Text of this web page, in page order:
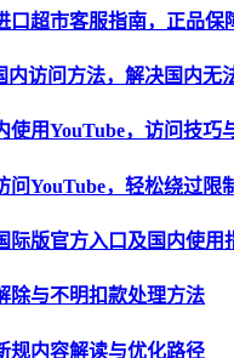
口超市客服指南，正品保
内访问方法，解决国内无
使用YouTube，访问技巧
问YouTube，轻松绕过限
际版官方入口及国内使用
除与不明扣款处理方法
规内容解读与优化路径